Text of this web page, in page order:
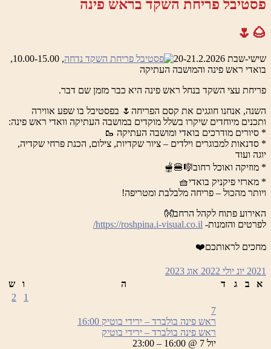
פסטיבל פריחת השקד בראש פינה
🌰🌷
שישי-שבת 20-21.2.2026
, 10.00-15.00,
בואדי ראש פינה והמושבה העתיקה
פריחת עצי השקד בנחל ראש פינה היא כבר מזמן שם דבר.
השנה, אנחנו חוגגים את קסם הפריחה🌷 בפסטיבל בו שפע אווירה
ותכנים מיוחדים שיקרו בשלל מוקדים במושבה העתיקה וואדי ראש פינה:
* סיורים מודרכים בואדי ומושבה העתיקה 🥾
* סדנאות למבוגרים וילדים – ציור שקדיות, צילום, הכנת פרחי שקדיה,
יוגה ועוד
* מוזיקה ואוכל רחוב🎼🍔🫕
* מארזי פיקניק בואדי🧺
ויותר מהכול – פריחה מלבלבת ומטריפה!
האירוע פתוח לקהל הרחב👐
לפרטים והזמנות- https://roshpina.i-visual.co.il/
מחכים לראותכם❤️
2021 יונ יולי 2022 אוג 2023
א
ב ג ד ה ו
ש
1
2
7
ראש פינה בולברד – ירידי בוטיק 16:00
ראש פינה בולברד – ירידי בוטיק
יול 7 @ 16:00 – 23:00